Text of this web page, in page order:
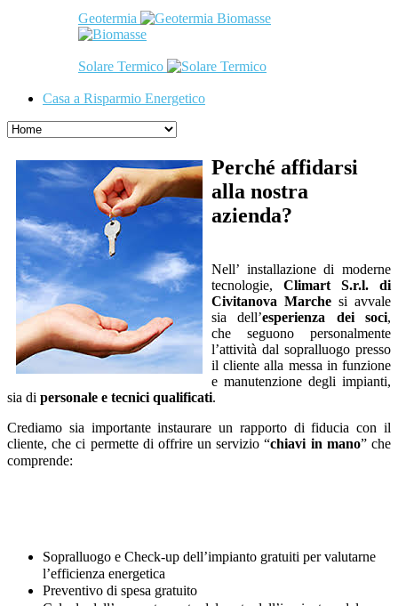
Geotermia Biomasse
Solare Termico
Casa a Risparmio Energetico
Perché affidarsi
alla nostra
azienda?
Nell’ installazione di moderne
tecnologie, Climart S.r.l. di
Civitanova Marche si avvale
sia dell’esperienza dei soci,
che seguono personalmente
l’attività dal sopralluogo presso
il cliente alla messa in funzione
e manutenzione degli impianti,
sia di personale e tecnici qualificati.
Crediamo sia importante instaurare un rapporto di fiducia con il
cliente, che ci permette di offrire un servizio “chiavi in mano” che
comprende:
Sopralluogo e Check-up dell’impianto gratuiti per valutarne
l’efficienza energetica
Preventivo di spesa gratuito